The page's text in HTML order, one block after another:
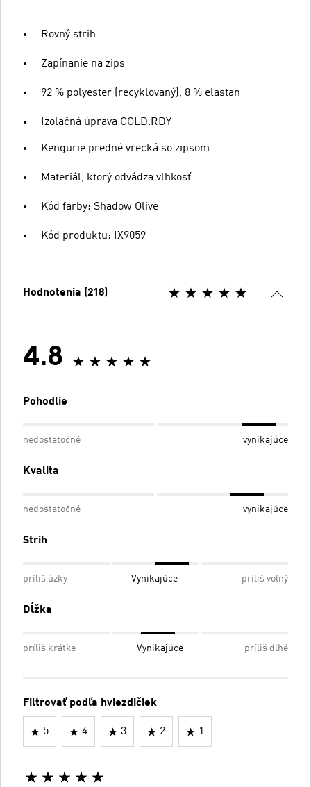
Rovný strih
Zapínanie na zips
92 % polyester (recyklovaný), 8 % elastan
Izolačná úprava COLD.RDY
Kengurie predné vrecká so zipsom
Materiál, ktorý odvádza vlhkosť
Kód farby: Shadow Olive
Kód produktu: IX9059
Hodnotenia (218)
4.8
Pohodlie
nedostatočné vynikajúce
Kvalita
nedostatočné vynikajúce
Strih
príliš úzky Vynikajúce príliš voľný
Dĺžka
príliš krátke Vynikajúce príliš dlhé
Filtrovať podľa hviezdičiek
5 4 3 2 1